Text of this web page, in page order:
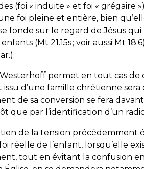
(foi « induite » et foi « grégaire
foi pleine et entière, bien
fonde sur le regard de Jésus
(Mt 21.15s ; voir aussi Mt
Westerhoff permet en tout cas
issu d’une famille chrétienne
de sa conversion se fera
que par l’identification d’un
de la tension précédemment
réelle de l’enfant, lorsqu’elle
tout en évitant la confusion